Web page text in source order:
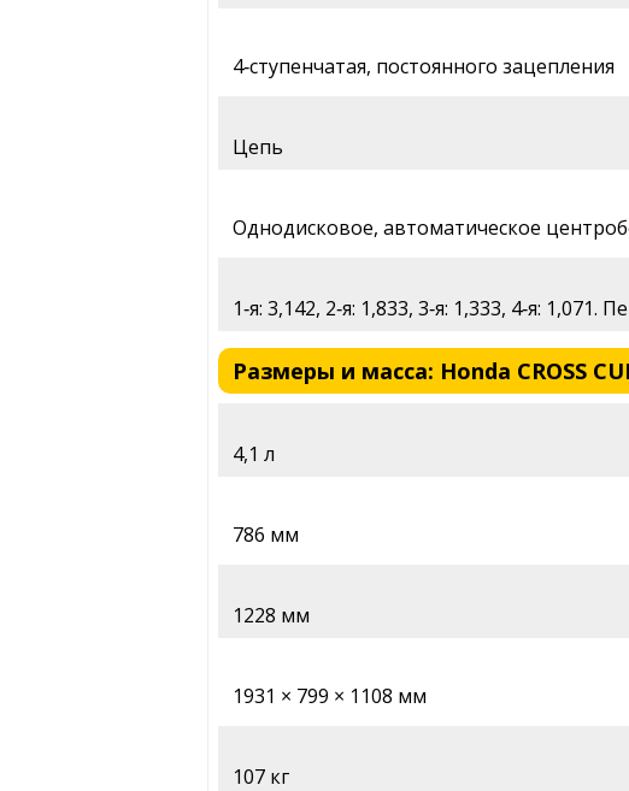
4‑ступенчатая, постоянного зацепления
Цепь
Однодисковое, автоматическое
1‑я: 3,142, 2‑я: 1,833, 3‑я: 1,333, 4‑я: 1,071.
Размеры и масса: Honda CROSS
4,1 л
786 мм
1228 мм
1931 × 799 × 1108 мм
107 кг